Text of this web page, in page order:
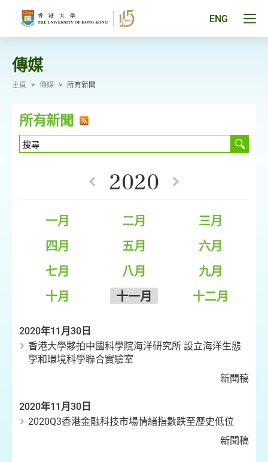
ENG
傳媒
主頁 > 傳媒 > 所有新聞
所有新聞
2020
一月 二月
三月
四月
五月
六月
七月
八月
九月
十月
十一月 十二月
2020年11月30日
香港大學夥拍中國科學院海洋研究所 設立海洋生態
學和環境科學聯合實驗室
新聞稿
2020年11月30日
2020Q3香港金融科技市場情緒指數跌至歷史低位
新聞稿